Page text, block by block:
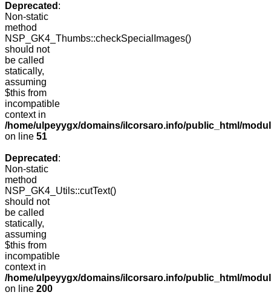
Deprecated :
Non-static
method
NSP_GK4_Thumbs::checkSpecialImages()
should not
be called
statically,
assuming
$this from
incompatible
context in
/home/ulpeyygx/domains/ilcorsaro.info/public_html/
on line 51
Deprecated :
Non-static
method
NSP_GK4_Utils::cutText()
should not
be called
statically,
assuming
$this from
incompatible
context in
/home/ulpeyygx/domains/ilcorsaro.info/public_html/
on line 200